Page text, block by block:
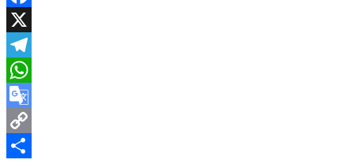
Facebook
X
Telegram
WhatsApp
Google
Translate
Copy